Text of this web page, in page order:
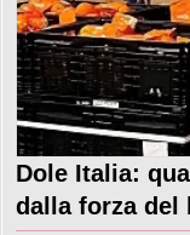
Dole Italia:
dalla forza del